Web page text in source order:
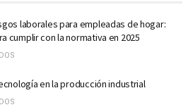
laborales para empleadas de hogar:
cumplir con la normativa en 2025
en la producción industrial